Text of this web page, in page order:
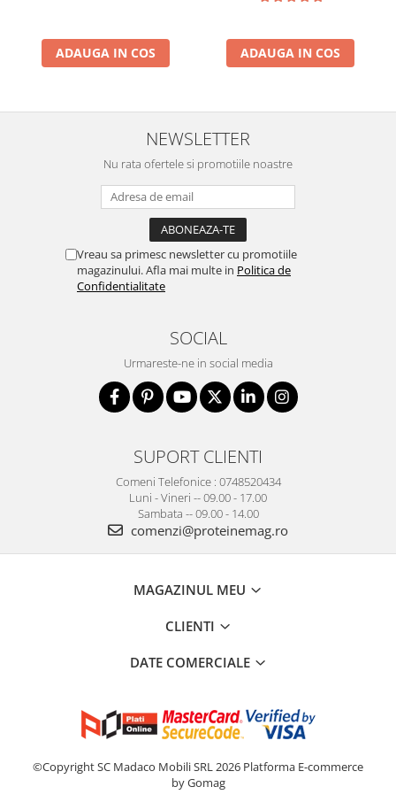
ADAUGA IN COS ADAUGA IN COS
NEWSLETTER
Nu rata ofertele si promotiile noastre
Vreau sa primesc newsletter cu promotiile
magazinului. Afla mai multe in Politica de
Confidentialitate
SOCIAL
Urmareste-ne in social media
SUPORT CLIENTI
Comeni Telefonice : 0748520434
Luni - Vineri -- 09.00 - 17.00
Sambata -- 09.00 - 14.00
comenzi@proteinemag.ro
MAGAZINUL MEU
CLIENTI
DATE COMERCIALE
©Copyright SC Madaco Mobili SRL 2026 Platforma E-commerce
by Gomag